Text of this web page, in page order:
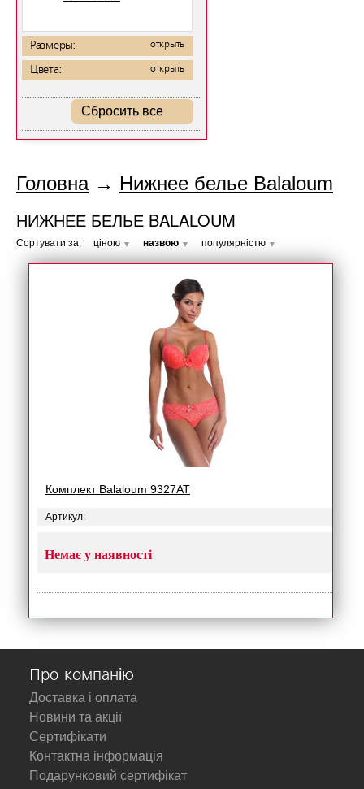
Размеры: открыть
Цвета: открыть
Сбросить все
Головна→ Нижнее белье Balaloum
НИЖНЕЕ БЕЛЬЕ BALALOUM
Сортувати за: ціною ▼ назвою ▼ популярністю ▼
Комплект Balaloum 9327AT
Артикул:
Немає у наявності
Про компанію
Доставка і оплата
Новини та акції
Сертифікати
Контактна інформація
Подарунковий сертифікат